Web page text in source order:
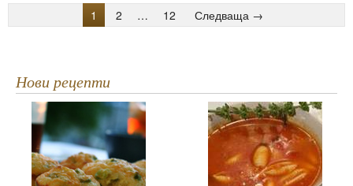
1 2 … 12 Следваща →
Нови рецепти